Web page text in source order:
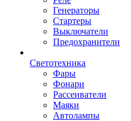
Генераторы
Стартеры
Выключатели
Предохранители
Светотехника
Фары
Фонари
Рассеиватели
Маяки
Автолампы